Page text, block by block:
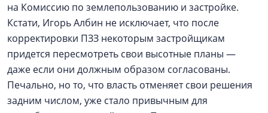
на Комиссию по землепользованию и застройке.
Кстати, Игорь Албин не исключает, что после
корректировки ПЗЗ некоторым застройщикам
придется пересмотреть свои высотные планы —
даже если они должным образом согласованы.
Печально, но то, что власть отменяет свои решения
задним числом, уже стало привычным для